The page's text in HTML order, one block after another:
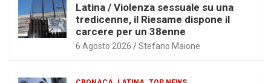
Latina / Violenza sessuale su una
tredicenne, il Riesame dispone il
carcere per un 38enne
6 Agosto 2026 Stefano Maione